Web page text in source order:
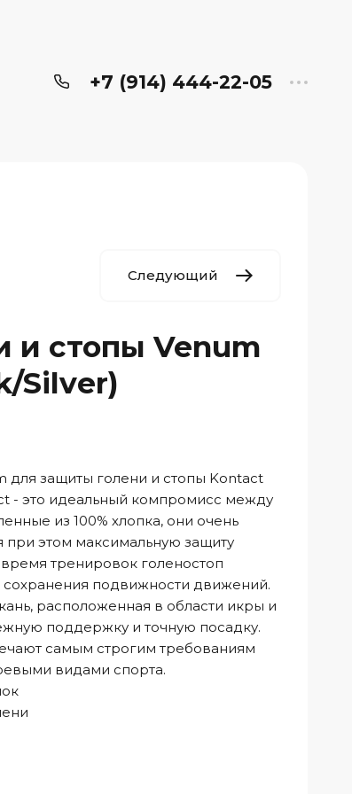
+7 (914) 444-22-05
Следующий
и стопы Venum
Silver)
для защиты голени и стопы Kontact
- это идеальный компромисс между
из 100% хлопка, они очень
при этом максимальную защиту
тренировок голеностоп
сохранения подвижности движений.
расположенная в области икры и
поддержку и точную посадку.
самым строгим требованиям
видами спорта.